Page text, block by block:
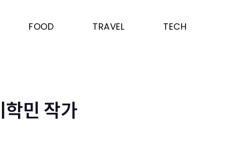
FOOD TRAVEL TECH
민 작가